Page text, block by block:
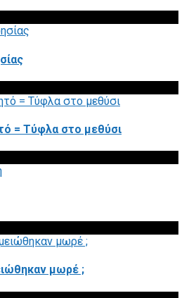
= Τύφλα στο μεθύσι
μωρέ ;